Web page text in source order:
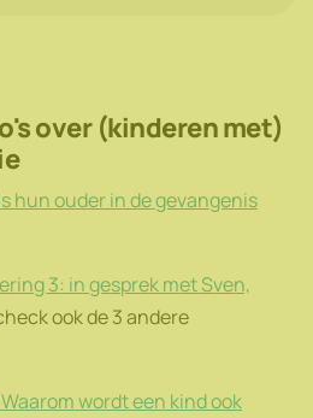
over (kinderen met)
hun ouder in de gevangenis
3: in gesprek met Sven,
ook de 3 andere
wordt een kind ook